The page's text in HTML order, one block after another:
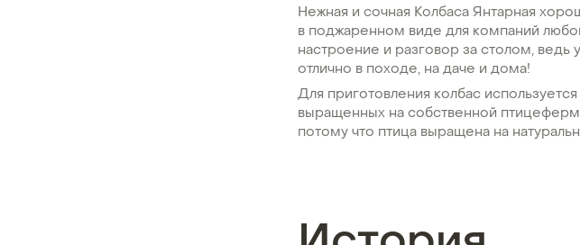
Нежная и сочная Колбаса Янтарная
в поджаренном виде для компаний
настроение и разговор за столом, ведь
отлично в походе, на даче и дома!
Для приготовления колбас
выращенных на собственной
потому что птица выращена на